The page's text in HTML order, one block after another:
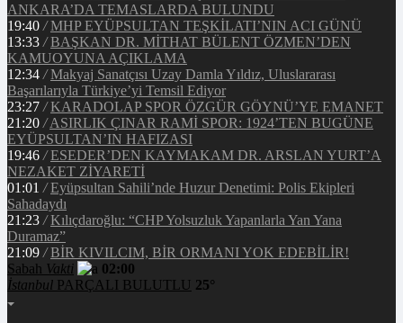
ANKARA’DA TEMASLARDA BULUNDU
19:40 / MHP EYÜPSULTAN TEŞKİLATI’NIN ACI GÜNÜ
13:33 / BAŞKAN DR. MİTHAT BÜLENT ÖZMEN’DEN
KAMUOYUNA AÇIKLAMA
12:34 / Makyaj Sanatçısı Uzay Damla Yıldız, Uluslararası
Başarılarıyla Türkiye’yi Temsil Ediyor
23:27 / KARADOLAP SPOR ÖZGÜR GÖYNÜ’YE EMANET
21:20 / ASIRLIK ÇINAR RAMİ SPOR: 1924’TEN BUGÜNE
EYÜPSULTAN’IN HAFIZASI
19:46 / ESEDER’DEN KAYMAKAM DR. ARSLAN YURT’A
NEZAKET ZİYARETİ
01:01 / Eyüpsultan Sahili’nde Huzur Denetimi: Polis Ekipleri
Sahadaydı
21:23 / Kılıçdaroğlu: “CHP Yolsuzluk Yapanlarla Yan Yana
Duramaz”
21:09 / BİR KIVILCIM, BİR ORMANI YOK EDEBİLİR!
Sabah Vakti
02:00
İstanbul PARÇALI BULUTLU 25°